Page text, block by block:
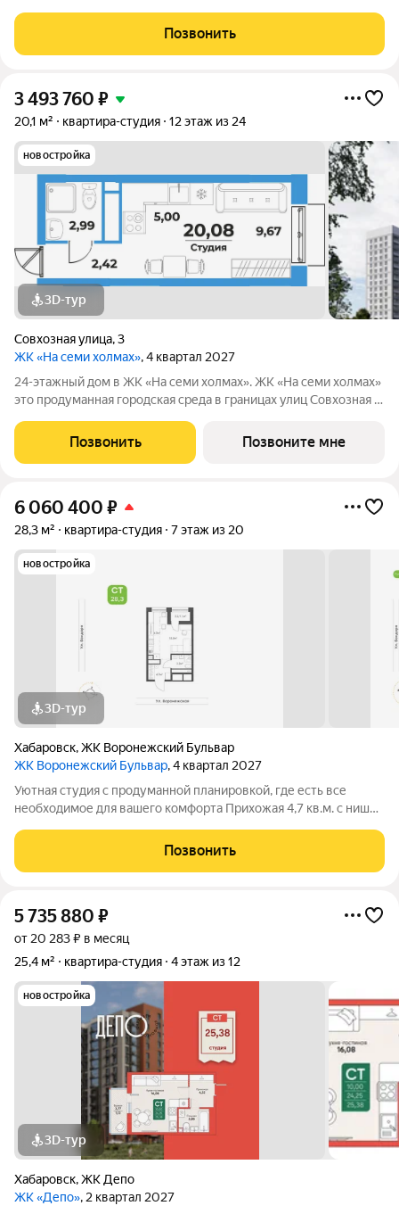
по доступным ценам В СЕРДЦЕ СЕВЕРНОГО: ПРЕИМУЩЕСТВА
РАЙОНА Новый жилой комплекс «Депо»
Позвонить
3 493 760 ₽
20,1 м² квартира-студия 12 этаж из 24
новостройка
3D-тур
Совхозная улица,3
ЖК «На семи холмах», 4 квартал 2027
24-этажный дом в ЖК «На семи холмах». ЖК «На семи холмах»
это продуманная городская среда в границах улиц Совхозная и
создают гармоничную атмосферу для жизни, работы и отдыха.
Архитектурную
Позвонить Позвоните мне
6 060 400 ₽
28,3 м² квартира-студия 7 этаж из 20
новостройка
3D-тур
Хабаровск,ЖК Воронежский Бульвар
ЖК Воронежский Бульвар, 4 квартал 2027
Уютная студия с продуманной планировкой, где есть все
необходимое для вашего комфорта Прихожая 4,7 кв.м. с нишей
удобным пространством
Позвонить
5 735 880 ₽
от 20 283 ₽ в месяц
25,4 м²
квартира-студия 4 этаж из 12
новостройка
3D-тур
Хабаровск,ЖК Депо
ЖК «Депо», 2 квартал 2027